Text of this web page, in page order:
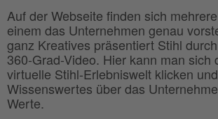
Auf der Webseite finden sich
einem das Unternehmen genau
ganz Kreatives präsentiert Stihl
360-Grad-Video. Hier kann man sich
virtuelle Stihl-Erlebniswelt klicken
Wissenswertes über das
Werte.